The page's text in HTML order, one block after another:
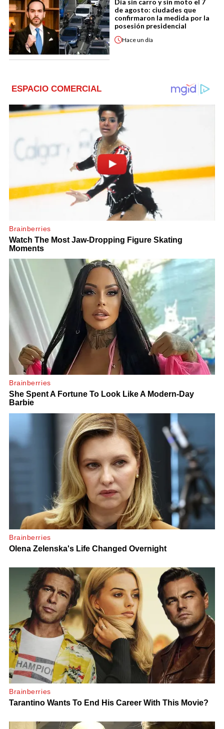
Día sin carro y sin moto el 7
de agosto: ciudades que
confirmaron la medida por la
posesión presidencial
Haceun día